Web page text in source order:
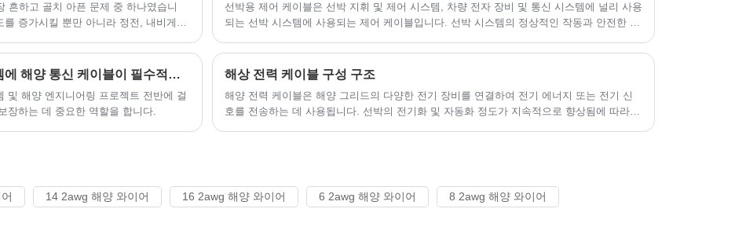
흔하고 골치 아픈 문제 중 하나였습니
증가시킬 뿐만 아니라 정전, 내비게이
하기 위한 효과적인 솔루션을 찾는 것이
선박용 제어 케이블은 선박 지휘 및 제어 시스템, 차량 전자 장비 및 통신 시스템에 널리 사용
되는 선박 시스템에 사용되는 제어 케이블입니다. 선박 시스템의 정상적인 작동과 안전한 작
안전하고 신뢰할 수 있는 해양 통신 시스템에 해양 통신 케이블이 필수적인 이유
및 해양 엔지니어링 프로젝트 전반에 걸
장하는 데 중요한 역할을 합니다.
해상 전력 케이블 구성 구조
해양 전력 케이블은 해양 그리드의 다양한 전기 장비를 연결하여 전기 에너지 또는 전기 신
호를 전송하는 데 사용됩니다. 선박의 전기화 및 자동화 정도가 지속적으로 향상됨에 따라
14 2awg 해양 와이어 16 2awg 해양 와이어 6 2awg 해양 와이어 8 2awg 해양 와이어